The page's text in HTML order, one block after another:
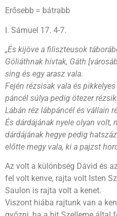
Erősebb = bátrabb
I. Sámuel 17. 4-7.
„És kijöve a filiszteusok
Góliáthnak hívtak, Gáth
sing és egy arasz vala.
Fején rézsisak vala és
páncél súlya pedig ötezer
Lábán réz lábpáncél és vállain
És dárdájának nyele olyan volt,
dárdájának hegye pedig
előtte megy vala, ki a pajzst
Az volt a különbség Dávid és
fel volt kenve, rajta volt Isten
Saulon is rajta volt a kenet.
Viszont hiába rajtunk van a